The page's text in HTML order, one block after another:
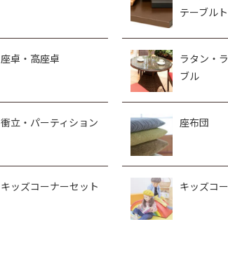
テーブル
座卓・高座卓
ラタン・
ブル
衝立・パーティション 座布団
キッズコーナーセット キッズコ